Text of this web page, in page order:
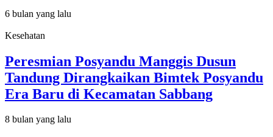
6 bulan yang lalu
Kesehatan
Peresmian Posyandu Manggis Dusun
Tandung Dirangkaikan Bimtek Posyandu
Era Baru di Kecamatan Sabbang
8 bulan yang lalu